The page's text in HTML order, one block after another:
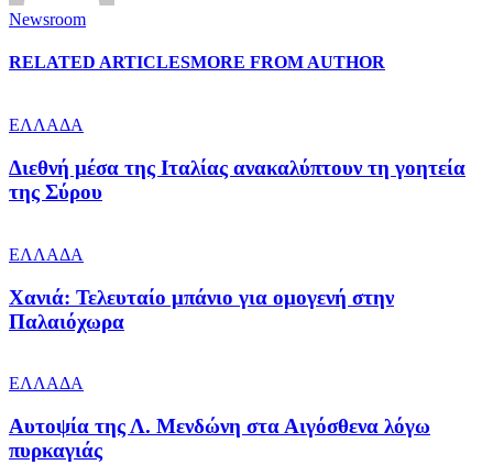
Newsroom
RELATED ARTICLESMORE FROM AUTHOR
ΕΛΛΑΔΑ
Διεθνή μέσα της Ιταλίας ανακαλύπτουν τη γοητεία
της Σύρου
ΕΛΛΑΔΑ
Χανιά: Τελευταίο μπάνιο για ομογενή στην
Παλαιόχωρα
ΕΛΛΑΔΑ
Αυτοψία της Λ. Μενδώνη στα Αιγόσθενα λόγω
πυρκαγιάς